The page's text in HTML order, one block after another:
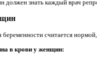
знать каждый врач
считается нормой,
в крови у женщин: